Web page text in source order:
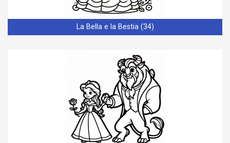
La Bella e la Bestia (34)